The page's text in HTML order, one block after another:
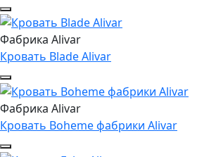
Фабрика Alivar
Кровать Blade Alivar
Фабрика Alivar
Кровать Boheme фабрики Alivar